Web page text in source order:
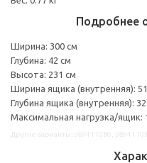
Подробнее
Ширина: 300 см
Глубина: 42 см
Высота: 231 см
Ширина ящика (внутренняя):
Глубина ящика (внутренняя):
Максимальная нагрузка/ящик: